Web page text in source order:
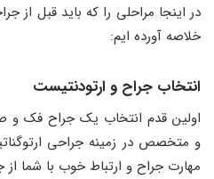
در اینجا مراحلی را که باید قبل از
خلاصه آورده ایم:
انتخاب جراح و ارتودنتیست
اولین قدم انتخاب یک جراح فک
و متخصص در زمینه جراحی
مهارت جراح و ارتباط خوب با شما